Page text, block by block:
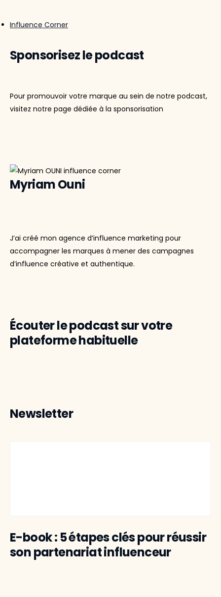
Influence Corner
Sponsorisez le podcast
Pour promouvoir votre marque au sein de notre podcast,
visitez notre page dédiée à la sponsorisation
Myriam Ouni
J’ai créé mon agence d’influence marketing pour
accompagner les marques à mener des campagnes
d’influence créative et authentique.
Écouter le podcast sur votre
plateforme habituelle
Newsletter
E-book : 5 étapes clés pour réussir
son partenariat influenceur